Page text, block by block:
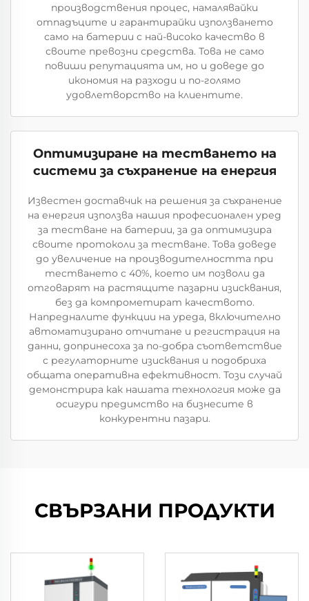
производствения процес, намалявайки
отпадъците и гарантирайки използването
само на батерии с най-високо качество в
своите превозни средства. Това не само
повиши репутацията им, но и доведе до
икономия на разходи и по-голямо
удовлетворство на клиентите.
Оптимизиране на тестването на
системи за съхранение на енергия
Известен доставчик на решения за съхранение
на енергия използва нашия професионален уред
за тестване на батерии, за да оптимизира
своите протоколи за тестване. Това доведе
до увеличение на производителността при
тестването с 40%, което им позволи да
отговарят на растящите пазарни изисквания,
без да компрометират качеството.
Напредналите функции на уреда, включително
автоматизирано отчитане и регистрация на
данни, допринесоха за по-добра съответствие
с регулаторните изисквания и подобриха
общата оперативна ефективност. Този случай
демонстрира как нашата технология може да
осигури предимство на бизнесите в
конкурентни пазари.
СВЪРЗАНИ ПРОДУКТИ